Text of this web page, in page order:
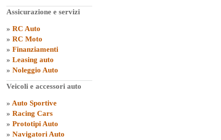
Assicurazione e servizi
» RC Auto
» RC Moto
» Finanziamenti
» Leasing auto
» Noleggio Auto
Veicoli e accessori auto
» Auto Sportive
» Racing Cars
» Prototipi Auto
» Navigatori Auto